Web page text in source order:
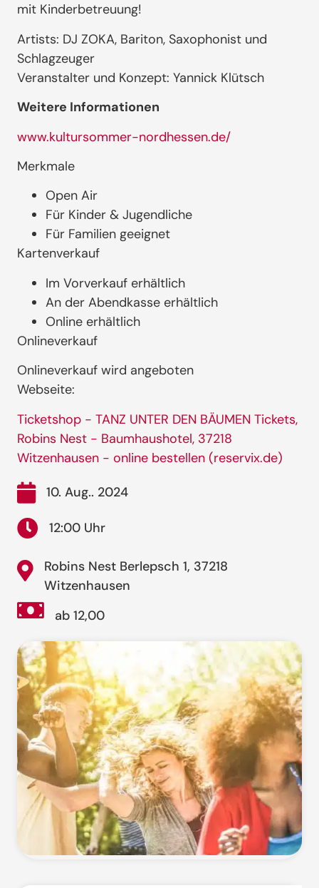
mit Kinderbetreuung!
Artists: DJ ZOKA, Bariton, Saxophonist und
Schlagzeuger
Veranstalter und Konzept: Yannick Klütsch
Weitere Informationen
www.kultursommer-nordhessen.de/
Merkmale
Open Air
Für Kinder & Jugendliche
Für Familien geeignet
Kartenverkauf
Im Vorverkauf erhältlich
An der Abendkasse erhältlich
Online erhältlich
Onlineverkauf
Onlineverkauf wird angeboten
Webseite:
Ticketshop - TANZ UNTER DEN BÄUMEN Tickets,
Robins Nest - Baumhaushotel, 37218
Witzenhausen - online bestellen (reservix.de)
10. Aug.. 2024
12:00 Uhr
Robins Nest Berlepsch 1, 37218
Witzenhausen
ab 12,00